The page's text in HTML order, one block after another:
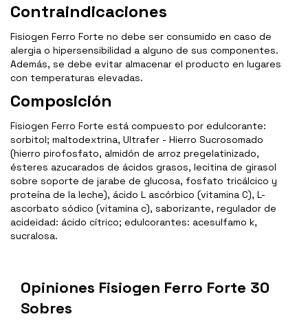
Contraindicaciones
Fisiogen Ferro Forte no debe ser consumido en caso de
alergia o hipersensibilidad a alguno de sus componentes.
Además, se debe evitar almacenar el producto en lugares
con temperaturas elevadas.
Composición
Fisiogen Ferro Forte está compuesto por edulcorante:
sorbitol; maltodextrina, Ultrafer - Hierro Sucrosomado
(hierro pirofosfato, almidón de arroz pregelatinizado,
ésteres azucarados de ácidos grasos, lecitina de girasol
sobre soporte de jarabe de glucosa, fosfato tricálcico y
proteína de la leche), ácido L ascórbico (vitamina C), L-
ascorbato sódico (vitamina c), saborizante, regulador de
acideidad: ácido cítrico; edulcorantes: acesulfamo k,
sucralosa.
Opiniones Fisiogen Ferro Forte 30
Sobres